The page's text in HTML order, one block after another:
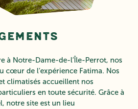
à Notre-Dame-de-l’Île-Perrot, nos
cœur de l’expérience Fatima. Nos
climatisés accueillent nos
en toute sécurité. Grâce à
notre site est un lieu